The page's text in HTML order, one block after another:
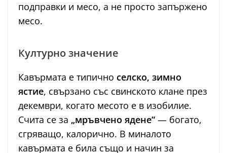
подправки и месо, а не просто запържено
месо.
Културно значение
Кавърмата е типично селско, зимно
ястие, свързано със свинското клане през
декември, когато месото е в изобилие.
Счита се за „мръвчено ядене“ — богато,
сгряващо, калорично. В миналото
кавърмата е била също и начин за